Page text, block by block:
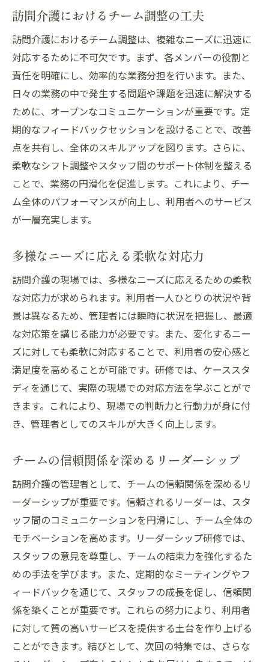
訪問介護におけるチーム調整の工夫
訪問介護におけるチーム調整は、複雑なニーズに迅速に
対応するために不可欠です。まず、各メンバーの役割と
責任を明確にし、効率的な業務分担を行います。また、
日々の業務の中で発生する問題や課題を迅速に解決する
ために、オープンなコミュニケーションが重要です。定
期的なフィードバックセッションを設けることで、改善
点を共有し、全体のスキルアップを図ります。さらに、
柔軟なシフト調整やスタッフ間のサポート体制を整える
ことで、業務の円滑化を促進します。これにより、チー
ム全体のパフォーマンスが向上し、利用者へのサービス
が一層充実します。
多様なニーズに応える柔軟な対応力
訪問介護の現場では、多様なニーズに応えるための柔軟
な対応力が求められます。利用者一人ひとりの状況や背
景は異なるため、管理者には瞬時に状況を把握し、最適
な対応策を講じる能力が必要です。また、変化するニー
ズに対しても柔軟に対応することで、利用者の安心感と
満足度を高めることが可能です。研修では、ケーススタ
ディを通じて、実際の現場での対応方法を学ぶことがで
きます。これにより、現場での判断力と行動力が身に付
き、管理者としてのスキルが大きく向上します。
チームの信頼関係を深めるリーダーシップ
訪問介護の管理者として、チームの信頼関係を深めるリ
ーダーシップが重要です。信頼されるリーダーは、スタ
ッフ間のコミュニケーションを円滑にし、チーム全体の
モチベーションを高めます。リーダーシップ研修では、
スタッフの意見を尊重し、チームの結束力を強化するた
めの手法を学びます。また、定期的なミーティングやフ
ィードバックを通じて、スタッフの成長を促し、信頼関
係を築くことが重要です。これらの努力により、利用者
に対して質の高いサービスを提供する土台を作り上げる
ことができます。結びとして、次回の特集では、さらな